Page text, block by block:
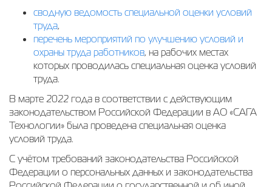
сводную ведомость специальной оценки условий
труда,
перечень мероприятий по улучшению условий и
охраны труда работников, на рабочих местах
которых проводилась специальная оценка условий
труда.
В марте 2022 года в соответствии с действующим
законодательством Российской Федерации в АО «САГА
Технологии» была проведена специальная оценка
условий труда.
С учётом требований законодательства Российской
Федерации о персональных данных и законодательства